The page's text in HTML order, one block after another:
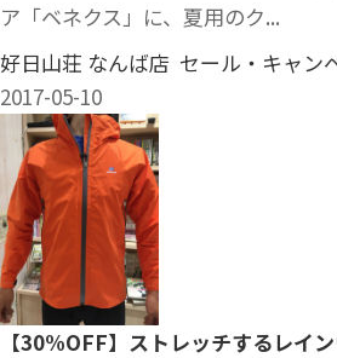
ア「ベネクス」に、夏用のク...
好日山荘 なんば店 セール・キャン
2017-05-10
【30%OFF】ストレッチするレイ